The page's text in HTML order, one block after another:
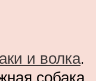
и волка.
собака,